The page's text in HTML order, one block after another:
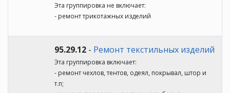
Эта группировка не включает:
- ремонт трикотажных изделий
95.29.12 - Ремонт текстильных изделий
Эта группировка включает:
- ремонт чехлов, тентов, одеял, покрывал, штор и
т.п;